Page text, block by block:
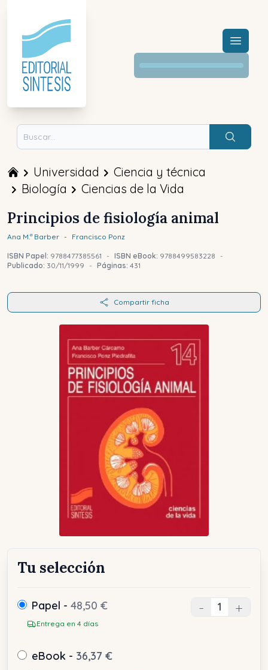
Menú
Buscar
Universidad
Ciencia y técnica
Biología
Ciencias de la Vida
Principios de fisiología animal
Ana M.ª Barber - Francisco Ponz
ISBN Papel: 9788477385561 - ISBN eBook: 9788499583228
-
Publicado: 30/11/1999 - Páginas: 431
Compartir ficha
Tu selección
Papel - 48,50 €
Entrega en 4 días
- +
eBook - 36,37 €